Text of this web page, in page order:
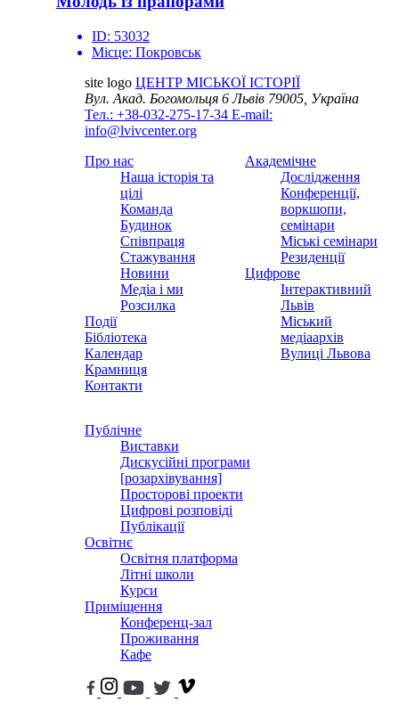
ID: 53032
Місце: Покровськ
site logo ЦЕНТР МІСЬКОЇ ІСТОРІЇ
Вул. Акад. Богомольця 6Львів 79005, Україна
Тел.: +38-032-275-17-34 E-mail:
info@lvivcenter.org
Про нас
Наша історія та
цілі
Команда
Будинок
Співпраця
Стажування
Новини
Медіа і ми
Розсилка
Події
Бібліотека
Календар
Крамниця
Контакти
Академічне
Дослідження
Конференції,
воркшопи,
семінари
Міські семінари
Резиденції
Цифрове
Інтерактивний
Львів
Міський
медіаархів
Вулиці Львова
Публічне
Виставки
Дискусійні програми
[розархівування]
Просторові проекти
Цифрові розповіді
Публікації
Освітнє
Освітня платформа
Літні школи
Курси
Приміщення
Конференц-зал
Проживання
Кафе